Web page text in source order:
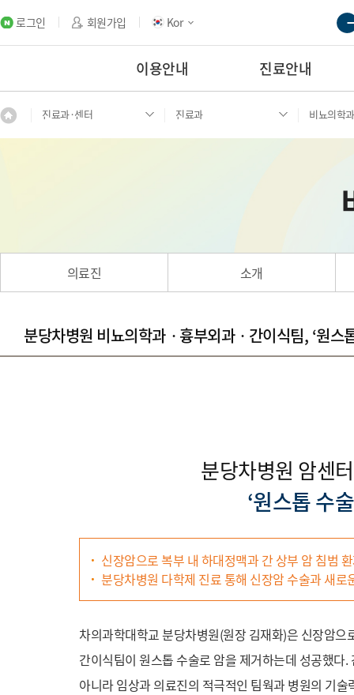
로그인 회원가입 Kor
이용안내 진료안내
진료과·센터 진료과 비뇨의학과
의료진 소개
분당차병원 비뇨의학과ㆍ흉부외과ㆍ간이식팀, ‘원스
분당차병원 암센
‘원스톱 수
신장암으로 복부 내 하대정맥과 간 상부 암 침범
분당차병원 다학제 진료 통해 신장암 수술과 새
차의과학대학교 분당차병원(원장 김재화)은 신장암
간이식팀이 원스톱 수술로 암을 제거하는데 성공했
아니라 임상과 의료진의 적극적인 팀웍과 병원의 기